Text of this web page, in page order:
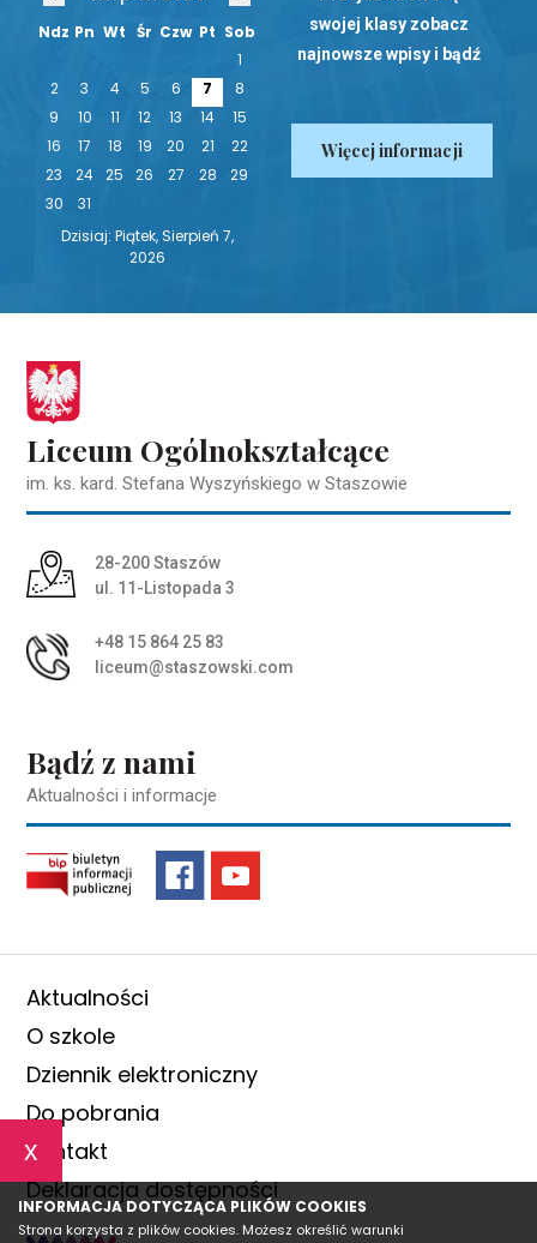
x
INFORMACJA DOTYCZĄCA PLIKÓW COOKIES
Strona korzysta z plików cookies. Możesz określić warunki
Ndz Pn Wt Śr Czw Pt Sob
1
2
3 4 5 6 7
8
9
10 11 12 13 14
15
16
17 18 19 20 21
22
23
24 25 26 27 28
29
30
31
Dzisiaj: Piątek, Sierpień 7,
2026
swojej klasy zobacz
najnowsze wpisy i bądź
Więcej informacji
Liceum Ogólnokształcące
im. ks. kard. Stefana Wyszyńskiego w Staszowie
Adres pocztowy:
28-200 Staszów
ul. 11-Listopada 3
+48 15 864 25 83
liceum@staszowski.com
Bądź z nami
Aktualności i informacje
Aktualności
O szkole
Dziennik elektroniczny
Do pobrania
Kontakt
Deklaracja dostępności